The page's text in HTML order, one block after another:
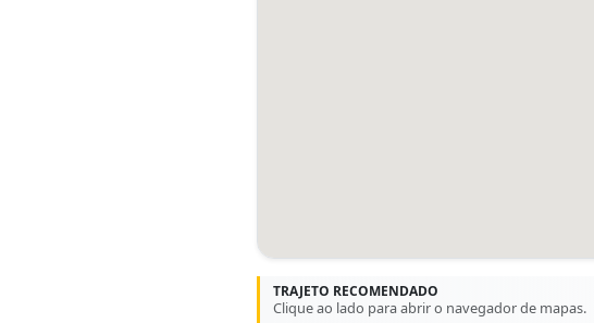
TRAJETO RECOMENDADO
Clique ao lado para abrir o navegador de mapas.